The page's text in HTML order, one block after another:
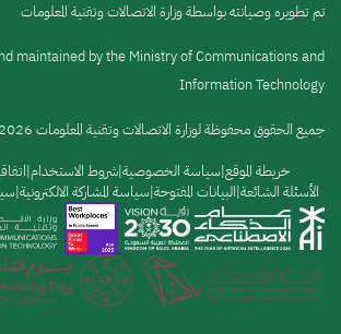
تم تطويره وصيانته بواسطة وزارة الاتصالات وتقنية المعلومات
maintained by the Ministry of Communications and
Information Technology
جميع الحقوق محفوظة لوزارة الاتصالات وتقنية المعلومات 2026 ©
القائمة
السفلية
خريطة الموقع سياسة الخصوصية شروط الاستخدام
الأسئلة الشائعة البيانات المفتوحة سياسة المشاركة الالكترونية